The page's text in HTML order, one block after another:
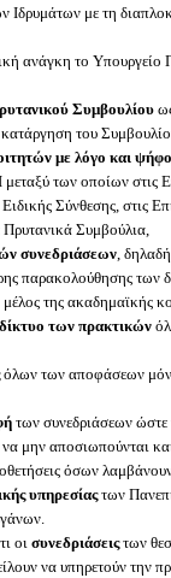
Ιδρυμάτων με τη
ανάγκη το Υπουργείο
Συμβουλίου
του
με λόγο και ψήφο
των οποίων στις
Ειδικής Σύνθεσης, στις
Συμβούλια,
συνεδριάσεων,
παρακολούθησης των
της ακαδημαϊκής
των πρακτικών
όλων των αποφάσεων
των συνεδριάσεων
μην αποσιωπούνται
όσων
υπηρεσίαςτων
οι συνεδριάσειςτων
να υπηρετούν